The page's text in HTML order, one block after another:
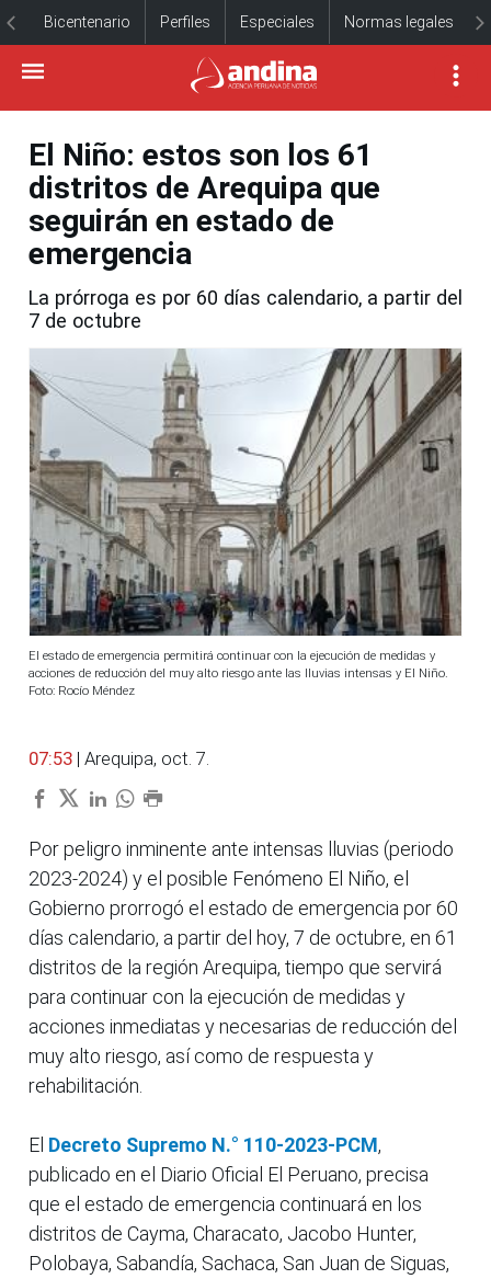
Bicentenario Perfiles Especiales Normas legales
El Niño: estos son los 61
distritos de Arequipa que
seguirán en estado de
emergencia
La prórroga es por 60 días calendario, a partir del
7 de octubre
El estado de emergencia permitirá continuar con la ejecución de medidas y
acciones de reducción del muy alto riesgo ante las lluvias intensas y El Niño.
Foto: Rocío Méndez
07:53 | Arequipa, oct. 7.
Por peligro inminente ante intensas lluvias (periodo
2023-2024) y el posible Fenómeno El Niño, el
Gobierno prorrogó el estado de emergencia por 60
días calendario, a partir del hoy, 7 de octubre, en 61
distritos de la región Arequipa, tiempo que servirá
para continuar con la ejecución de medidas y
acciones inmediatas y necesarias de reducción del
muy alto riesgo, así como de respuesta y
rehabilitación.
El Decreto Supremo N.° 110-2023-PCM,
publicado en el Diario Oficial El Peruano, precisa
que el estado de emergencia continuará en los
distritos de Cayma, Characato, Jacobo Hunter,
Polobaya, Sabandía, Sachaca, San Juan de Siguas,